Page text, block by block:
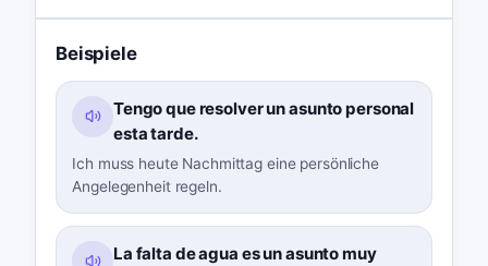
Beispiele
Tengo que resolver un asunto personal
esta tarde.
Ich muss heute Nachmittag eine persönliche
Angelegenheit regeln.
La falta de agua es un asunto muy